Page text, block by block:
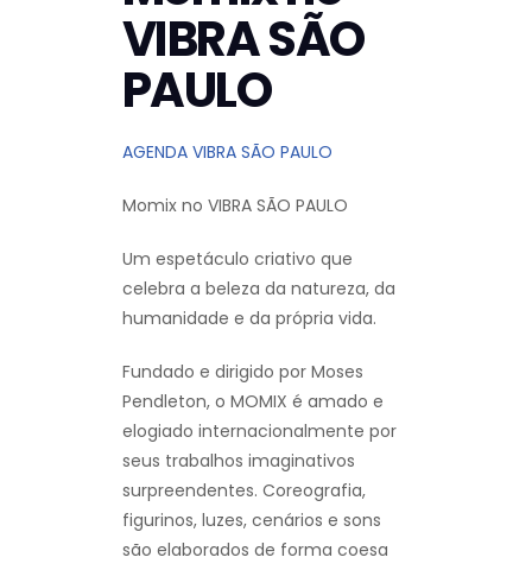
VIBRA SÃO
PAULO
AGENDA VIBRA SÃO PAULO
Momix no VIBRA SÃO PAULO
Um espetáculo criativo que
celebra a beleza da natureza, da
humanidade e da própria vida.
Fundado e dirigido por Moses
Pendleton, o MOMIX é amado e
elogiado internacionalmente por
seus trabalhos imaginativos
surpreendentes. Coreografia,
figurinos, luzes, cenários e sons
são elaborados de forma coesa